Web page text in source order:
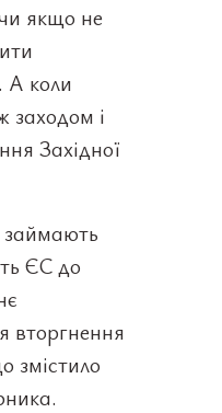
якщо не
А коли
заходом і
Західної
займають
ЄС до
вторгнення
змістило